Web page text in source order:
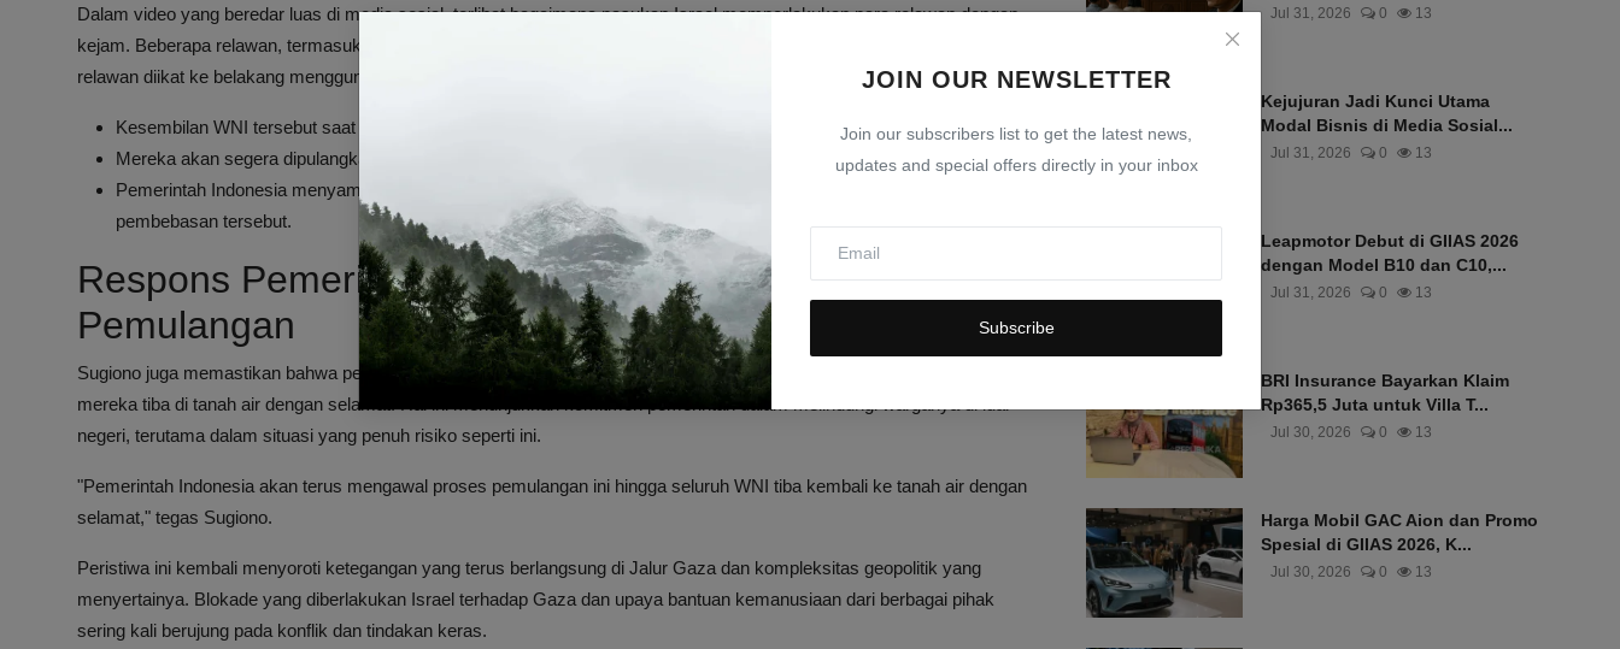
JOIN OUR NEWSLETTER
Join our subscribers list to get the latest news,
updates and special offers directly in your inbox
Subscribe
Dalam video yang beredar luas di media sosial, terlihat bagaimana pasukan Israel memperlakukan para relawan dengan
kejam. Beberapa relawan, termasuk WNI, mengalami penyiksaan fisik. Rekaman tersebut memperlihatkan tangan para
relawan diikat ke belakang menggunakan tali, diseret oleh petugas, dan dipaksa sujud dengan kasar.
Kesembilan WNI tersebut saat ini telah dibebaskan dan berada di Istanbul, Turki, per Kamis (21/5) waktu setempat.
Mereka akan segera dipulangkan ke Indonesia setelah proses administrasi di Turki selesai.
Pemerintah Indonesia menyampaikan apresiasi kepada pemerintah Turki dan pihak-pihak terkait atas bantuan
pembebasan tersebut.
Respons Pemerintah Indonesia dan Proses
Pemulangan
Sugiono juga memastikan bahwa pemerintah Indonesia akan mengawal proses pemulangan WNI dengan seksama hingga
mereka tiba di tanah air dengan selamat. Hal ini menunjukkan komitmen pemerintah dalam melindungi warganya di luar
negeri, terutama dalam situasi yang penuh risiko seperti ini.
"Pemerintah Indonesia akan terus mengawal proses pemulangan ini hingga seluruh WNI tiba kembali ke tanah air dengan
selamat," tegas Sugiono.
Peristiwa ini kembali menyoroti ketegangan yang terus berlangsung di Jalur Gaza dan kompleksitas geopolitik yang
menyertainya. Blokade yang diberlakukan Israel terhadap Gaza dan upaya bantuan kemanusiaan dari berbagai pihak
sering kali berujung pada konflik dan tindakan keras.
Jul 31, 2026 0 13
Kejujuran Jadi Kunci Utama
Modal Bisnis di Media Sosial...
Jul 31, 2026 0 13
Leapmotor Debut di GIIAS 2026
dengan Model B10 dan C10,...
Jul 31, 2026 0 13
BRI Insurance Bayarkan Klaim
Rp365,5 Juta untuk Villa T...
Jul 30, 2026 0 13
Harga Mobil GAC Aion dan Promo
Spesial di GIIAS 2026, K...
Jul 30, 2026 0 13